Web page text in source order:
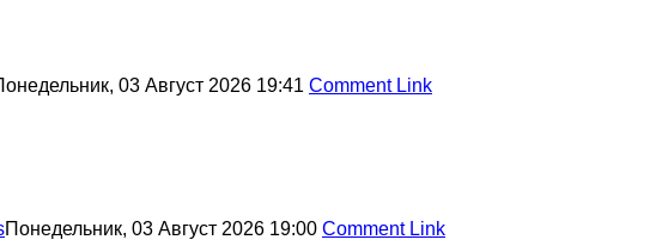
03 Август 2026 19:41 Comment Link
Понедельник, 03 Август 2026 19:00 Comment Link